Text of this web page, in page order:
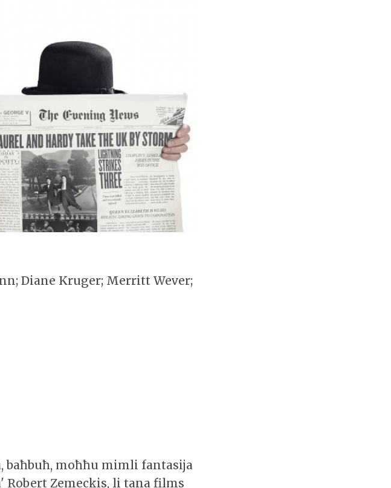
Diane Kruger; Merritt Wever;
baħbuħ, moħħu mimli fantasija
Zemeckis, li tana films